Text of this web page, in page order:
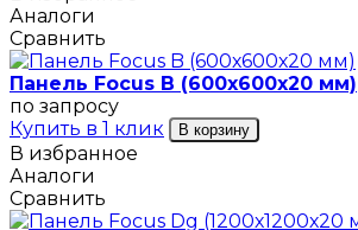
Аналоги
Сравнить
Панель Focus B (600х600х20 мм)
по запросу
Купить в 1 клик
В корзину
В избранное
Аналоги
Сравнить